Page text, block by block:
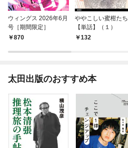
ウィングス 2026年6月
号［期間限定］
870
ややこしい蜜柑たち
【単話】（１）
132
太田出版のおすすめ本